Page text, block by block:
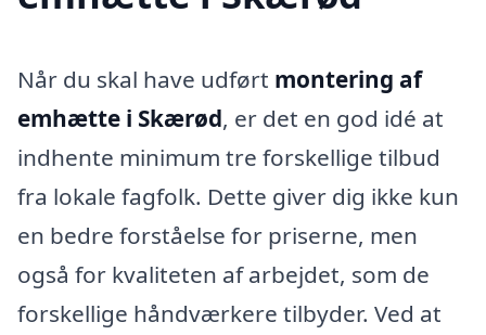
Når du skal have udført montering af
emhætte i Skærød, er det en god idé at
indhente minimum tre forskellige tilbud
fra lokale fagfolk. Dette giver dig ikke kun
en bedre forståelse for priserne, men
også for kvaliteten af arbejdet, som de
forskellige håndværkere tilbyder. Ved at